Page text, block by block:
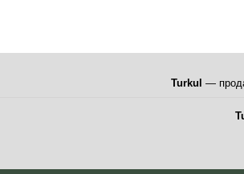
Turkul —